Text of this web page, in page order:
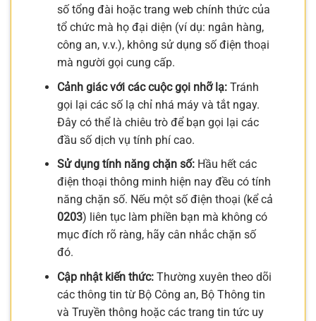
số tổng đài hoặc trang web chính thức của
tổ chức mà họ đại diện (ví dụ: ngân hàng,
công an, v.v.), không sử dụng số điện thoại
mà người gọi cung cấp.
Cảnh giác với các cuộc gọi nhỡ lạ:Tránh
gọi lại các số lạ chỉ nhá máy và tắt ngay.
Đây có thể là chiêu trò để bạn gọi lại các
đầu số dịch vụ tính phí cao.
Sử dụng tính năng chặn số:Hầu hết các
điện thoại thông minh hiện nay đều có tính
năng chặn số. Nếu một số điện thoại (kể cả
0203) liên tục làm phiền bạn mà không có
mục đích rõ ràng, hãy cân nhắc chặn số
đó.
Cập nhật kiến thức:Thường xuyên theo dõi
các thông tin từ Bộ Công an, Bộ Thông tin
và Truyền thông hoặc các trang tin tức uy